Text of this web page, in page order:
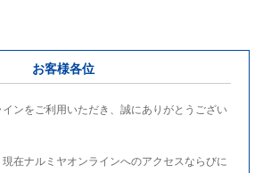
お客様各位
ンをご利用いただき、誠にありがとうござい
在ナルミヤオンラインへのアクセスならびに